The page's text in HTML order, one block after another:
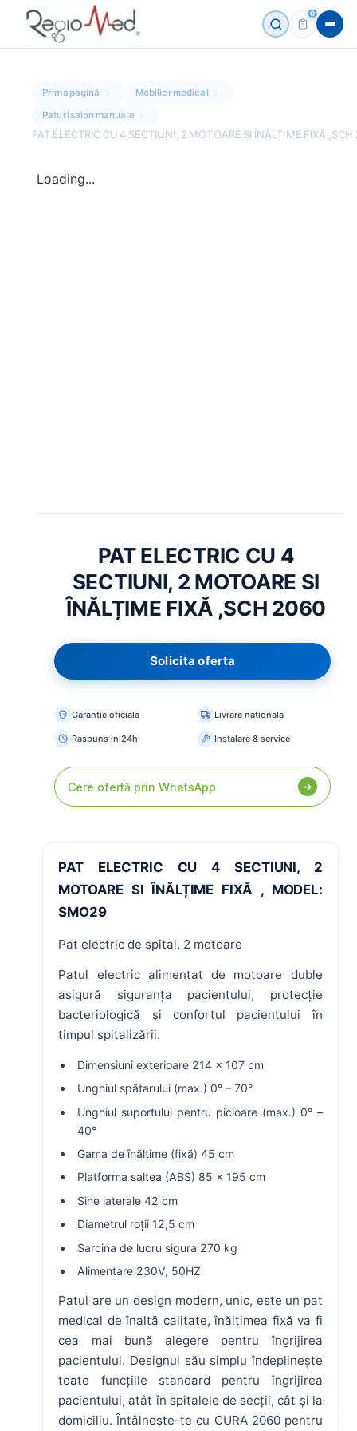
0
Prima pagină
Mobilier medical
Paturi salon manuale
PAT ELECTRIC CU 4 SECTIUNI, 2 MOTOARE SI ÎNĂLȚIME FIXĂ
Loading...
PAT ELECTRIC CU 4
SECTIUNI, 2 MOTOARE SI
ÎNĂLȚIME FIXĂ ,SCH 2060
Solicita oferta
Garantie oficiala Livrare nationala
Raspuns in 24h Instalare & service
Cere ofertă prin WhatsApp ➔
PAT ELECTRIC CU 4 SECTIUNI, 2
MOTOARE SI ÎNĂLȚIME FIXĂ , MODEL:
SMO29
Pat electric de spital, 2 motoare
Patul electric alimentat de motoare duble
asigură siguranța pacientului, protecție
bacteriologică și confortul pacientului în
timpul spitalizării.
Dimensiuni exterioare 214 x 107 cm
Unghiul spătarului (max.) 0° – 70°
Unghiul suportului pentru picioare (max.) 0° –
40°
Gama de înălțime (fixă) 45 cm
Platforma saltea (ABS) 85 x 195 cm
Sine laterale 42 cm
Diametrul roții 12,5 cm
Sarcina de lucru sigura 270 kg
Alimentare 230V, 50HZ
Patul are un design modern, unic, este un pat
medical de înaltă calitate, înălțimea fixă va fi
cea mai bună alegere pentru îngrijirea
pacientului. Designul său simplu îndeplinește
toate funcțiile standard pentru îngrijirea
pacientului, atât în spitalele de secții, cât și la
domiciliu. Întâlnește-te cu CURA 2060 pentru